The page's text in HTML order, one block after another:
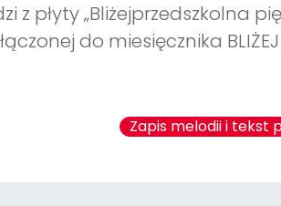
z płyty „Bliżejprzedszkolna
do miesięcznika BLIŻEJ
Zapis melodii i tekst